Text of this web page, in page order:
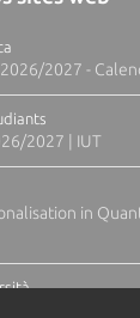
2027 -
2027 | IUT
in